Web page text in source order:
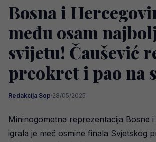
Bosna i
među osam
svijetu! Čaušević
preokret i pao na
Redakcija Sop·28/05/2025
Mininogometna reprezentacija Bosne
igrala je meč osmine finala Svjetskog